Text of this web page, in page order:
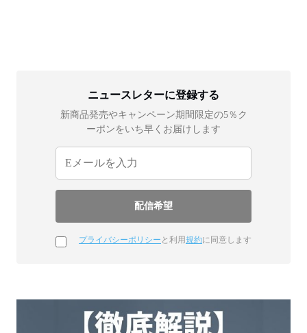
ニュースレターに登録する
新商品発売やキャンペーン期間限定の5％ク
ーポンをいち早くお届けします
プライバシーポリシー と利用規約に同意します